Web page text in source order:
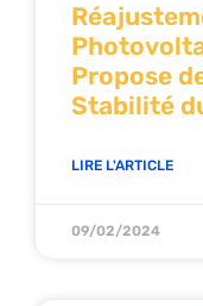
Propose
Stabilité
LIRE L'ARTICLE
09/02/2024